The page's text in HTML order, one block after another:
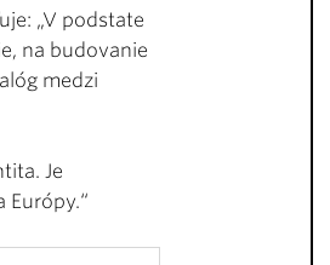
„V podstate
na budovanie
medzi
Je